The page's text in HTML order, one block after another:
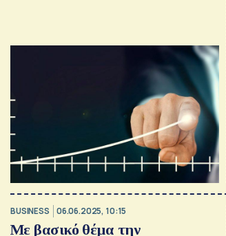
BUSINESS 06.06.2025, 10:15
Με βασικό θέμα την